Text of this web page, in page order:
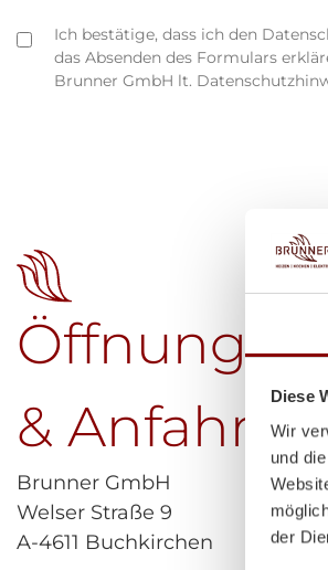
Diese
Wir
und
der
Ich bestätige, dass ich den
das Absenden des Formulars
Brunner GmbH lt.
& Anfahrt
Brunner GmbH
Welser Straße 9
A-4611 Buchkirchen